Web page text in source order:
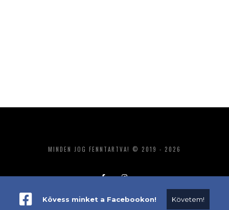
MINDEN JOG FENNTARTVA! © 2019 - 2026
ADATKEZELÉS IMPRESSZUM MÉDIAAJÁNLAT
Kövess minket a Facebookon! Követem!